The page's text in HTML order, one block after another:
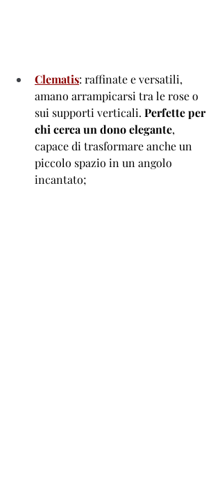
Clematis: raffinate e versatili,
amano arrampicarsi tra le rose o
sui supporti verticali. Perfette per
chi cerca un dono elegante,
capace di trasformare anche un
piccolo spazio in un angolo
incantato;